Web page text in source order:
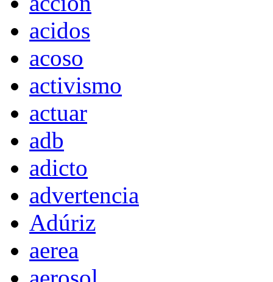
acidos
acoso
activismo
actuar
adb
adicto
advertencia
Adúriz
aerea